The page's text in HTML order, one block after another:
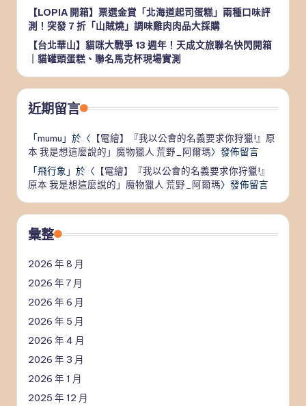
【LOPIA 開箱】票選金賞「北海道起司蛋糕」兩種口味評
測！突發 7 折「山賊燒」調味雞肉肉品大採購
【台北華山】貓咪大戰爭 13 週年！天成文旅聯名快閃開箱
｜貓罐頭蛋糕、聯名馬克杯現場實測
近期留言
「mumu 」於〈 【電繪】『我以公會的名義要求你狩獵!』原
本 我是想這麼說的」魔物獵人 荒野_阿爾瑪〉發佈留言
「飛行象 」於〈 【電繪】『我以公會的名義要求你狩獵!』
原本 我是想這麼說的」魔物獵人 荒野_阿爾瑪〉發佈留言
彙整
2026 年 8 月
2026 年 7 月
2026 年 6 月
2026 年 5 月
2026 年 4 月
2026 年 3 月
2026 年 1 月
2025 年 12 月